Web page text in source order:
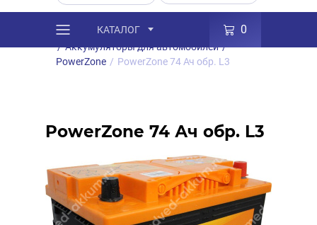
КАТАЛОГ 0
Каталог / Товары
Аккумуляторы
/ Аккумуляторы для автомобилей /
PowerZone / PowerZone 74 Ач обр. L3
PowerZone 74 Ач обр. L3